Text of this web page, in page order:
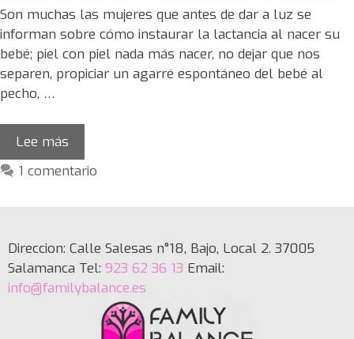
Son muchas las mujeres que antes de dar a luz se
informan sobre cómo instaurar la lactancia al nacer su
bebé; piel con piel nada más nacer, no dejar que nos
separen, propiciar un agarré espontáneo del bebé al
pecho, …
Lee más
1 comentario
Direccion: Calle Salesas n°18, Bajo, Local 2. 37005
Salamanca Tel: 923 62 36 13 Email:
info@familybalance.es